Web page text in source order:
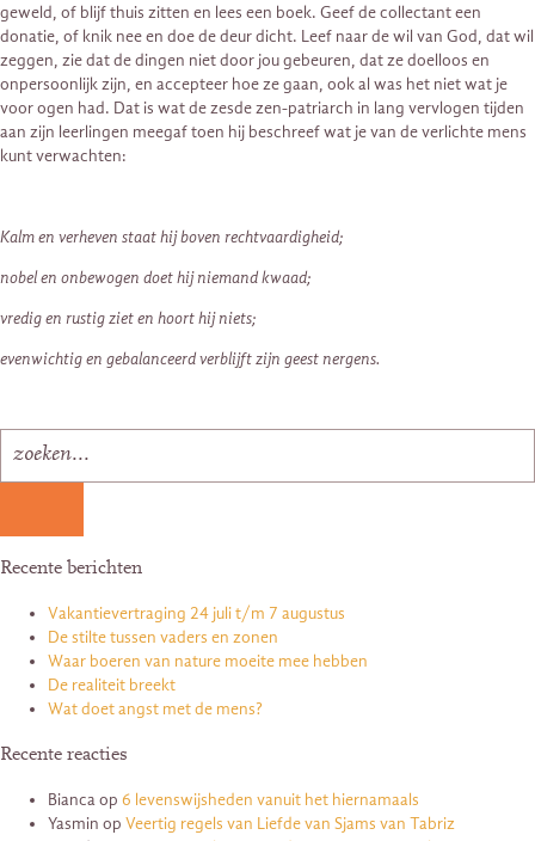
geweld, of blijf thuis zitten en lees een boek. Geef de collectant een
donatie, of knik nee en doe de deur dicht. Leef naar de wil van God, dat wil
zeggen, zie dat de dingen niet door jou gebeuren, dat ze doelloos en
onpersoonlijk zijn, en accepteer hoe ze gaan, ook al was het niet wat je
voor ogen had. Dat is wat de zesde zen-patriarch in lang vervlogen tijden
aan zijn leerlingen meegaf toen hij beschreef wat je van de verlichte mens
kunt verwachten:
Kalm en verheven staat hij boven rechtvaardigheid;
nobel en onbewogen doet hij niemand kwaad;
vredig en rustig ziet en hoort hij niets;
evenwichtig en gebalanceerd verblijft zijn geest nergens.
Recente berichten
Vakantievertraging 24 juli t/m 7 augustus
De stilte tussen vaders en zonen
Waar boeren van nature moeite mee hebben
De realiteit breekt
Wat doet angst met de mens?
Recente reacties
Biancaop 6 levenswijsheden vanuit het hiernamaals
Yasmin op Veertig regels van Liefde van Sjams van Tabriz